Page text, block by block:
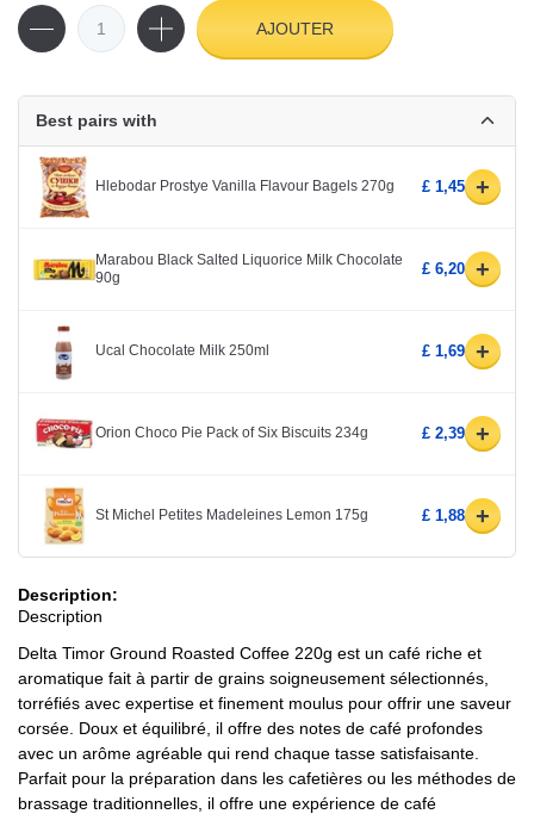
AJOUTER
Best pairs with
Hlebodar Prostye Vanilla Flavour Bagels 270g £ 1,45 +
Marabou Black Salted Liquorice Milk Chocolate
90g
£ 6,20 +
Ucal Chocolate Milk 250ml £ 1,69 +
Orion Choco Pie Pack of Six Biscuits 234g £ 2,39 +
St Michel Petites Madeleines Lemon 175g £ 1,88 +
Description:
Description
Delta Timor Ground Roasted Coffee 220g est un café riche et
aromatique fait à partir de grains soigneusement sélectionnés,
torréfiés avec expertise et finement moulus pour offrir une saveur
corsée. Doux et équilibré, il offre des notes de café profondes
avec un arôme agréable qui rend chaque tasse satisfaisante.
Parfait pour la préparation dans les cafetières ou les méthodes de
brassage traditionnelles, il offre une expérience de café